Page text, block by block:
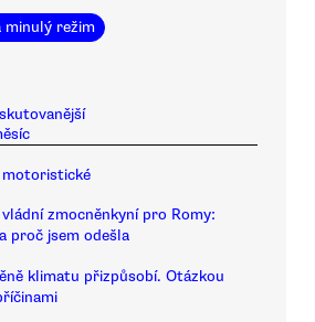
minulý režim
motoristické
zmocněnkyní pro Romy:
proč jsem odešla
klimatu přizpůsobí. Otázkou